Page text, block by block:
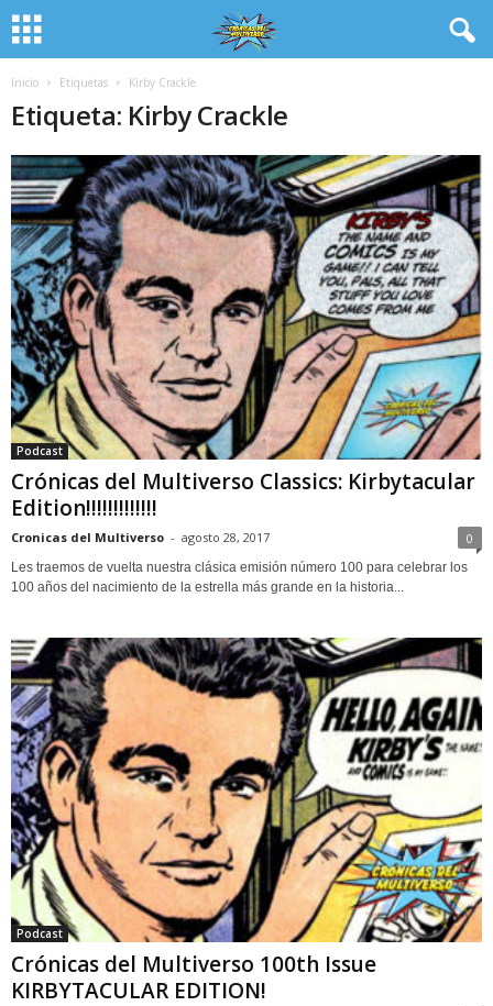
Inicio Etiquetas Kirby Crackle
Etiqueta: Kirby Crackle
Podcast
Crónicas del Multiverso Classics: Kirbytacular
Edition!!!!!!!!!!!!!
Cronicas del Multiverso - agosto 28, 2017 0
Les traemos de vuelta nuestra clásica emisión número 100 para celebrar los
100 años del nacimiento de la estrella más grande en la historia...
Podcast
Crónicas del Multiverso 100th Issue
KIRBYTACULAR EDITION!